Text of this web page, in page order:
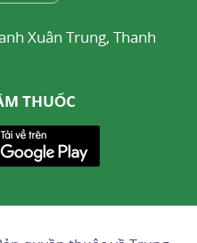
Xuân Trung, Thanh
THUỐC